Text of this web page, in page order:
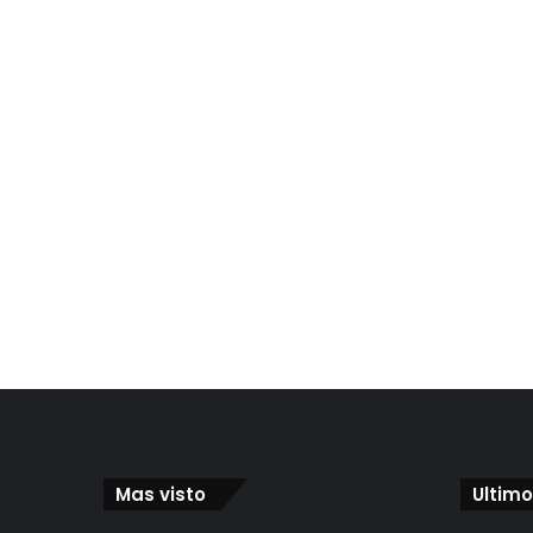
Mas visto Ultimo